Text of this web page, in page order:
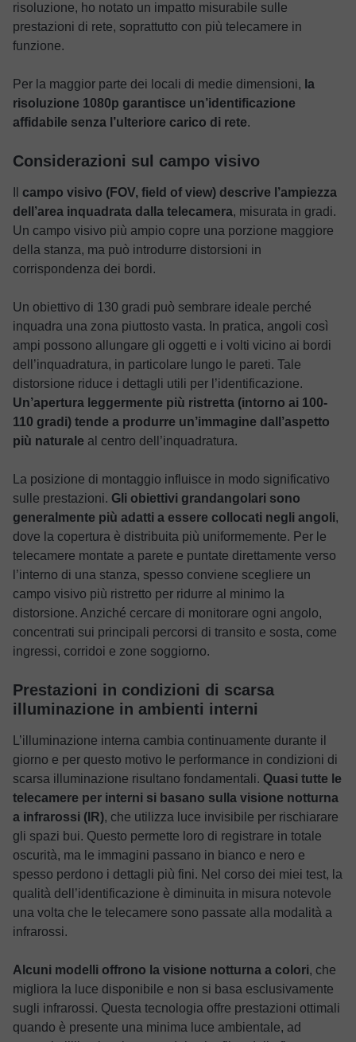
risoluzione, ho notato un impatto misurabile sulle
prestazioni di rete, soprattutto con più telecamere in
funzione.
Per la maggior parte dei locali di medie dimensioni, la
risoluzione 1080p garantisce un’identificazione
affidabile senza l’ulteriore carico di rete.
Considerazioni sul campo visivo
campo visivo (FOV, field of view) descrive l’ampiezza
dell’area inquadrata dalla telecamera, misurata in gradi.
Un campo visivo più ampio copre una porzione maggiore
della stanza, ma può introdurre distorsioni in
corrispondenza dei bordi.
Un obiettivo di 130 gradi può sembrare ideale perché
inquadra una zona piuttosto vasta. In pratica, angoli così
ampi possono allungare gli oggetti e i volti vicino ai bordi
dell’inquadratura, in particolare lungo le pareti. Tale
distorsione riduce i dettagli utili per l’identificazione.
Un’apertura leggermente più ristretta (intorno ai 100-
110 gradi) tende a produrre un’immagine dall’aspetto
più naturale al centro dell’inquadratura.
La posizione di montaggio influisce in modo significativo
sulle prestazioni. Gli obiettivi grandangolari sono
generalmente più adatti a essere collocati negli angoli,
dove la copertura è distribuita più uniformemente. Per le
telecamere montate a parete e puntate direttamente verso
l’interno di una stanza, spesso conviene scegliere un
campo visivo più ristretto per ridurre al minimo la
distorsione. Anziché cercare di monitorare ogni angolo,
concentrati sui principali percorsi di transito e sosta, come
ingressi, corridoi e zone soggiorno.
Prestazioni in condizioni di scarsa
illuminazione in ambienti interni
L’illuminazione interna cambia continuamente durante il
giorno e per questo motivo le performance in condizioni di
scarsa illuminazione risultano fondamentali. Quasi tutte le
telecamere per interni si basano sulla visione notturna
a infrarossi (IR), che utilizza luce invisibile per rischiarare
gli spazi bui. Questo permette loro di registrare in totale
oscurità, ma le immagini passano in bianco e nero e
spesso perdono i dettagli più fini. Nel corso dei miei test, la
qualità dell’identificazione è diminuita in misura notevole
una volta che le telecamere sono passate alla modalità a
infrarossi.
Alcuni modelli offrono la visione notturna a colori, che
migliora la luce disponibile e non si basa esclusivamente
sugli infrarossi. Questa tecnologia offre prestazioni ottimali
quando è presente una minima luce ambientale, ad